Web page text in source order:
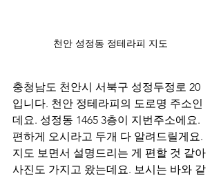
천안 성정동 정테라피 지도
충청남도 천안시 서북구 성정두정로 20
입니다. 천안 정테라피의 도로명 주소인
데요. 성정동 1465 3층이 지번주소에요.
편하게 오시라고 두개 다 알려드릴게요.
지도 보면서 설명드리는 게 편할 것 같아
사진도 가지고 왔는데요. 보시는 바와 같